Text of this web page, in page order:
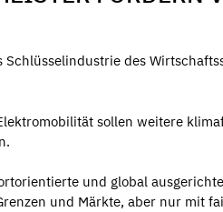
des
sollen weitere
und global
und Märkte, aber nur mit